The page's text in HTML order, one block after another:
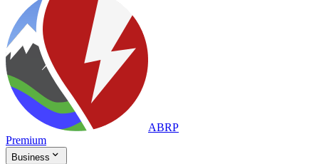
ABRP
Premium
Business 